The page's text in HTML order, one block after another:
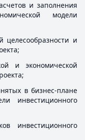
и заполнения
модели
целесообразности и
и экономической
в бизнес-плане
инвестиционного
инвестиционного